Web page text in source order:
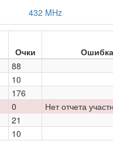
432 MHz
Очки Ошибка
88
10
176
0
Нет отчета
21
10